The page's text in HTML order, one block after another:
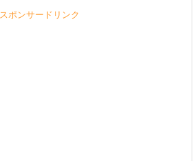
スポンサードリンク